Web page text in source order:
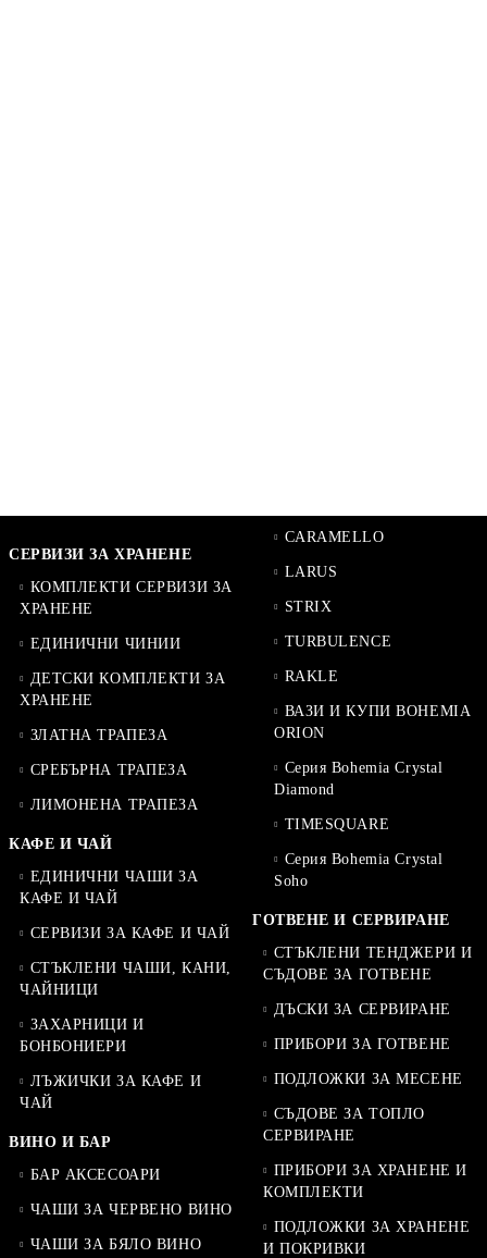
СЕРВИЗИ ЗА ХРАНЕНЕ
КОМПЛЕКТИ СЕРВИЗИ ЗА
ХРАНЕНЕ
ЕДИНИЧНИ ЧИНИИ
ДЕТСКИ КОМПЛЕКТИ ЗА
ХРАНЕНЕ
ЗЛАТНА ТРАПЕЗА
СРЕБЪРНА ТРАПЕЗА
ЛИМОНЕНА ТРАПЕЗА
КАФЕ И ЧАЙ
ЕДИНИЧНИ ЧАШИ ЗА
КАФЕ И ЧАЙ
СЕРВИЗИ ЗА КАФЕ И ЧАЙ
СТЪКЛЕНИ ЧАШИ, КАНИ,
ЧАЙНИЦИ
ЗАХАРНИЦИ И
БОНБОНИЕРИ
ЛЪЖИЧКИ ЗА КАФЕ И
ЧАЙ
ВИНО И БАР
БАР АКСЕСОАРИ
ЧАШИ ЗА ЧЕРВЕНО ВИНО
ЧАШИ ЗА БЯЛО ВИНО
CARAMELLO
LARUS
STRIX
TURBULENCE
RAKLE
ВАЗИ И КУПИ BOHEMIA
ORION
Серия Bohemia Crystal
Diamond
TIMESQUARE
Серия Bohemia Crystal
Soho
ГОТВЕНЕ И СЕРВИРАНЕ
СТЪКЛЕНИ ТЕНДЖЕРИ И
СЪДОВЕ ЗА ГОТВЕНЕ
ДЪСКИ ЗА СЕРВИРАНЕ
ПРИБОРИ ЗА ГОТВЕНЕ
ПОДЛОЖКИ ЗА МЕСЕНЕ
СЪДОВЕ ЗА ТОПЛО
СЕРВИРАНЕ
ПРИБОРИ ЗА ХРАНЕНЕ И
КОМПЛЕКТИ
ПОДЛОЖКИ ЗА ХРАНЕНЕ
И ПОКРИВКИ